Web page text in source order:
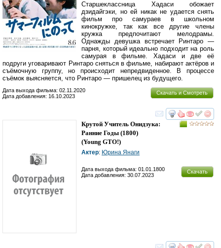
Старшеклассница Хадаси обожает
дзидайгэки, но ей никак не удается снять
фильм про самураев в школьном
кинокружке, так как все другие члены
кружка предпочитают мелодрамы.
Однажды девушка встречает Ринтаро —
парня, который идеально подходит на роль
самурая в фильме. Хадаси и две её
подруги уговаривают Ринтаро сняться в фильме, набирают актёров и
съёмочную группу, но происходит непредвиденное. В процессе
съёмок выясняется, что Ринтаро — пришелец из будущего.
Скачать и Смотреть
Дата выхода фильма: 02.11.2020
Дата добавления: 16.10.2023
смотреть
Крутой Учитель Онидзука:
Ранние Годы (1800)
(Young GTO!)
Актер: Юрина Янаги
Скачать
Дата выхода фильма: 01.01.1800
Дата добавления: 30.07.2023